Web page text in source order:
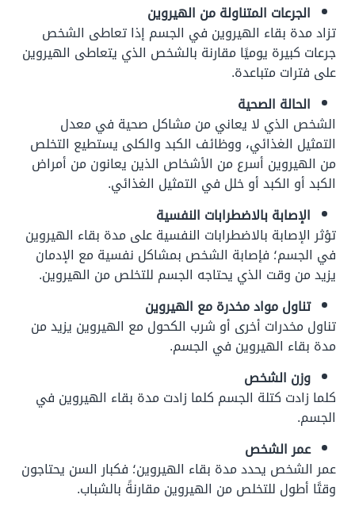
الجرعات المتناولة من الهيروين
تزاد مدة بقاء الهيروين في الجسم إذا تعاطى الشخص
جرعات كبيرة يوميًا مقارنة بالشخص الذي يتعاطى الهيروين
على فترات متباعدة.
الحالة الصحية
الشخص الذي لا يعاني من مشاكل صحية في معدل
التمثيل الغذائي، ووظائف الكبد والكلى يستطيع التخلص
من الهيروين أسرع من الأشخاص الذين يعانون من أمراض
الكبد أو الكبد أو خلل في التمثيل الغذائي.
الإصابة بالاضطرابات النفسية
تؤثر الإصابة بالاضطرابات النفسية على مدة بقاء الهيروين
في الجسم؛ فإصابة الشخص بمشاكل نفسية مع الإدمان
يزيد من وقت الذي يحتاجه الجسم للتخلص من الهيروين.
تناول مواد مخدرة مع الهيروين
تناول مخدرات أخرى أو شرب الكحول مع الهيروين يزيد من
مدة بقاء الهيروين في الجسم.
وزن الشخص
كلما زادت كتلة الجسم كلما زادت مدة بقاء الهيروين في
الجسم.
عمر الشخص
عمر الشخص يحدد مدة بقاء الهيروين؛ فكبار السن يحتاجون
وقتًا أطول للتخلص من الهيروين مقارنةً بالشباب.